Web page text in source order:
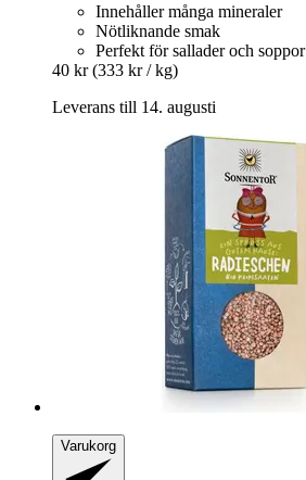
Innehåller många mineraler
Nötliknande smak
Perfekt för sallader och soppor
40 kr (333 kr / kg)
Leverans till 14. augusti
Varukorg